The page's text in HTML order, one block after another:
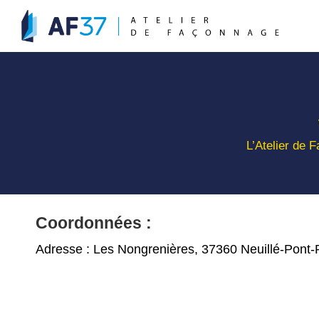
L’Atelier de
Coordonnées :
Adresse : Les Nongrenières, 37360 Neuillé-Pont-